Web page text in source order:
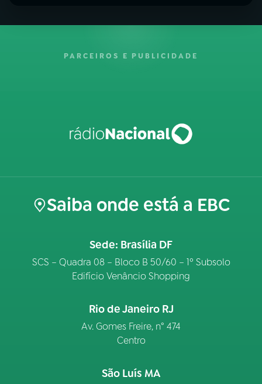
PARCEIROS E PUBLICIDADE
Saiba onde está a EBC
Sede: Brasília DF
SCS – Quadra 08 – Bloco B 50/60 – 1º Subsolo
Edifício Venâncio Shopping
Rio de Janeiro RJ
Av. Gomes Freire, n° 474
Centro
São Luís MA